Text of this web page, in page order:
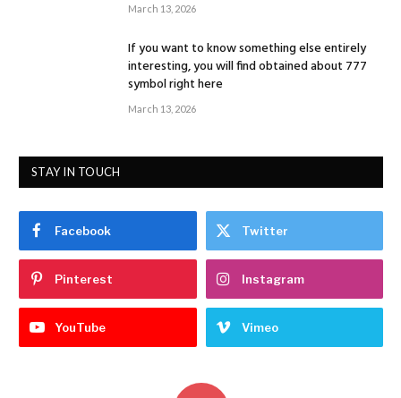
March 13, 2026
If you want to know something else entirely
interesting, you will find obtained about 777
symbol right here
March 13, 2026
STAY IN TOUCH
Facebook Twitter
Pinterest Instagram
YouTube Vimeo